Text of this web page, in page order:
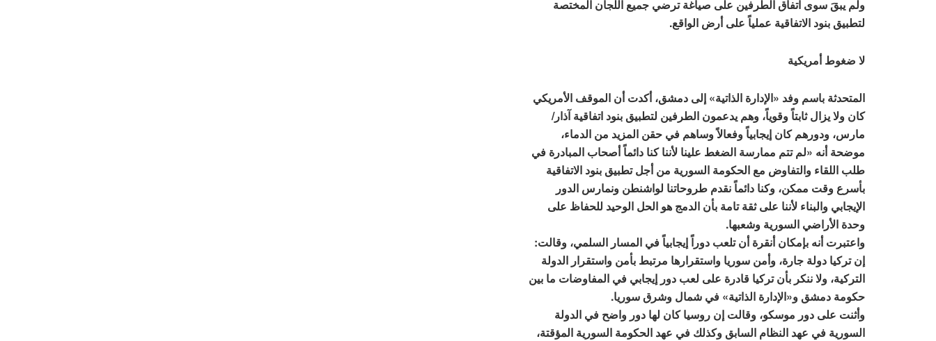
ولم يبقَ سوى اتفاق الطرفين على صياغة ترضي جميع اللجان المختصة
لتطبيق بنود الاتفاقية عملياً على أرض الواقع.
لا ضغوط أمريكية
المتحدثة باسم وفد «الإدارة الذاتية» إلى دمشق، أكدت أن الموقف الأمريكي
كان ولا يزال ثابتاً وقوياً، وهم يدعمون الطرفين لتطبيق بنود اتفاقية آذار/
مارس، ودورهم كان إيجابياً وفعالاً وساهم في حقن المزيد من الدماء،
موضحة أنه «لم تتم ممارسة الضغط علينا لأننا كنا دائماً أصحاب المبادرة في
طلب اللقاء والتفاوض مع الحكومة السورية من أجل تطبيق بنود الاتفاقية
بأسرع وقت ممكن، وكنا دائماً نقدم طروحاتنا لواشنطن ونمارس الدور
الإيجابي والبناء لأننا على ثقة تامة بأن الدمج هو الحل الوحيد للحفاظ على
وحدة الأراضي السورية وشعبها.
واعتبرت أنه بإمكان أنقرة أن تلعب دوراً إيجابياً في المسار السلمي، وقالت:
إن تركيا دولة جارة، وأمن سوريا واستقرارها مرتبط بأمن واستقرار الدولة
التركية، ولا ننكر بأن تركيا قادرة على لعب دور إيجابي في المفاوضات ما بين
حكومة دمشق و«الإدارة الذاتية» في شمال وشرق سوريا.
وأثنت على دور موسكو، وقالت إن روسيا كان لها دور واضح في الدولة
السورية في عهد النظام السابق وكذلك في عهد الحكومة السورية المؤقتة،